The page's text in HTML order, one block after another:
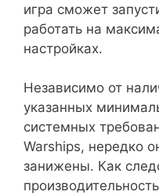
игра сможет
работать на
настройках.
Независимо от
указанных
системных
Warships, нередко
занижены. Как